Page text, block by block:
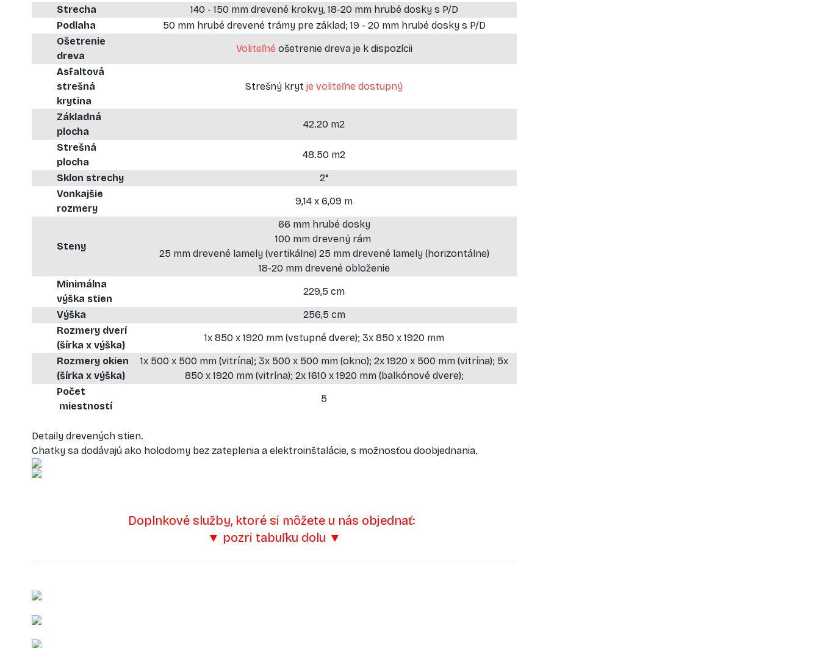
Strecha
140 - 150 mm drevené krokvy, 18-20 mm hrubé dosky s P/D
Podlaha
50 mm hrubé drevené trámy pre základ; 19 - 20 mm hrubé dosky s P/D
Ošetrenie
dreva
Voliteľnéošetrenie dreva je k dispozícii
Asfaltová
strešná
krytina
Strešný kryt je voliteľne dostupný
Základná
plocha
42.20 m2
Strešná
plocha
48.50 m2
Sklon strechy
2°
Vonkajšie
rozmery
9,14 x 6,09 m
Steny
66 mm hrubé dosky
100 mm drevený rám
25 mm drevené lamely (vertikálne) 25 mm drevené lamely (horizontálne)
18-20 mm drevené obloženie
Minimálna
výška stien
229,5 cm
Výška
256,5 cm
Rozmery dverí
(šírka x výška)
1x 850 x 1920 mm (vstupné dvere); 3x 850 x 1920 mm
Rozmery okien
(šírka x výška)
1x 500 x 500 mm (vitrína); 3x 500 x 500 mm (okno); 2x 1920 x 500 mm (vitrína); 5x
850 x 1920 mm (vitrína); 2x 1610 x 1920 mm (balkónové dvere);
Počet
miestností
5
Detaily drevených stien.
Chatky sa dodávajú ako holodomy bez zateplenia a elektroinštalácie, s možnosťou doobjednania.
Doplnkové služby, ktoré si môžete u nás objednať:
▼ pozri tabuľku dolu ▼